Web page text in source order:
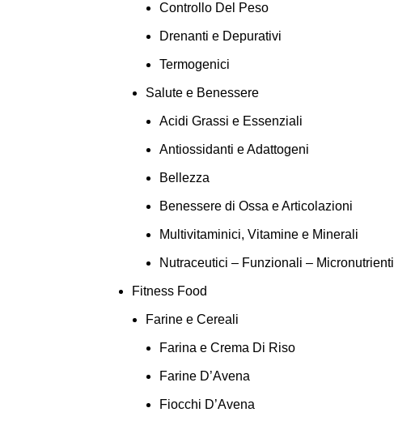
Controllo Del Peso
Drenanti e Depurativi
Termogenici
Salute e Benessere
Acidi Grassi e Essenziali
Antiossidanti e Adattogeni
Bellezza
Benessere di Ossa e Articolazioni
Multivitaminici, Vitamine e Minerali
Nutraceutici – Funzionali – Micronutrienti
Fitness Food
Farine e Cereali
Farina e Crema Di Riso
Farine D’Avena
Fiocchi D’Avena